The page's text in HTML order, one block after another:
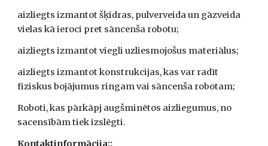
aizliegts izmantot šķidras, pulverveida un gāzveida
vielas kā ieroci pret sāncenša robotu;
aizliegts izmantot viegli uzliesmojošus materiālus;
aizliegts izmantot konstrukcijas, kas var radīt
fiziskus bojājumus ringam vai sāncenša robotam;
Roboti, kas pārkāpj augšminētos aizliegumus, no
sacensībām tiek izslēgti.
Kontaktinformācija::